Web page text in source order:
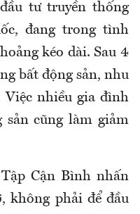
tư truyền thống
đang trong tình
kéo dài. Sau 4
bất động sản, nhu
Việc nhiều gia đình
sản cũng làm giảm
Cận Bình nhấn
không phải để đầu